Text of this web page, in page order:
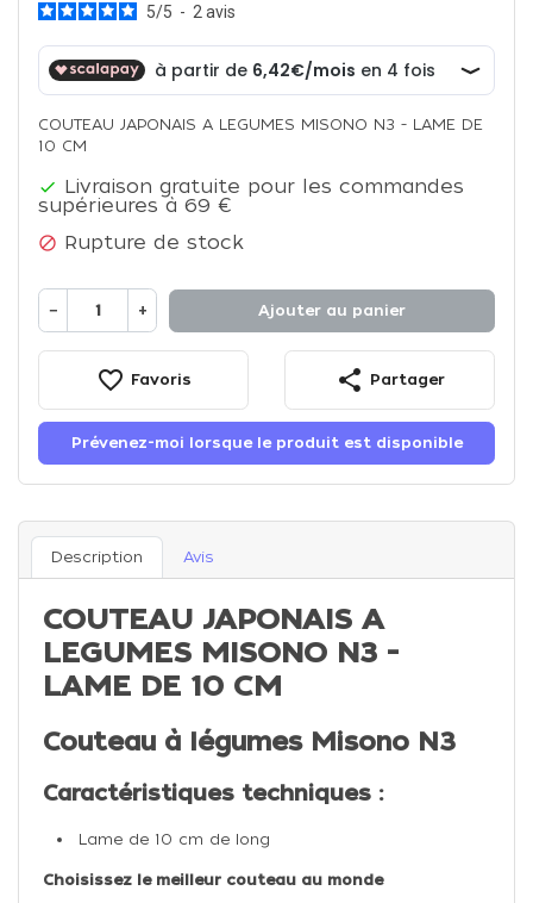
5/5 - 2 avis
COUTEAU JAPONAIS A LEGUMES MISONO N3 - LAME DE
10 CM
 Livraison gratuite pour les commandes
supérieures à 69 €
 Rupture de stock
− + Ajouter au panier
favorite_border Favoris share Partager
Prévenez-moi lorsque le produit est disponible
Description Avis
COUTEAU JAPONAIS A
LEGUMES MISONO N3 -
LAME DE 10 CM
Couteau à légumes Misono N3
Caractéristiques techniques :
Lame de 10 cm de long
Choisissez le meilleur couteau au monde